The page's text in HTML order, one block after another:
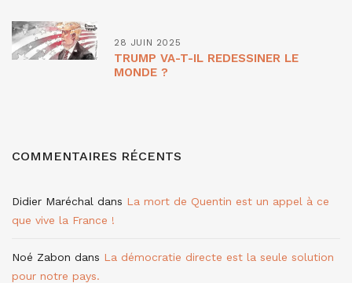
28 JUIN 2025
TRUMP VA-T-IL REDESSINER LE
MONDE ?
COMMENTAIRES RÉCENTS
Didier Maréchal dans La mort de Quentin est un appel à ce
que vive la France !
Noé Zabon dans La démocratie directe est la seule solution
pour notre pays.